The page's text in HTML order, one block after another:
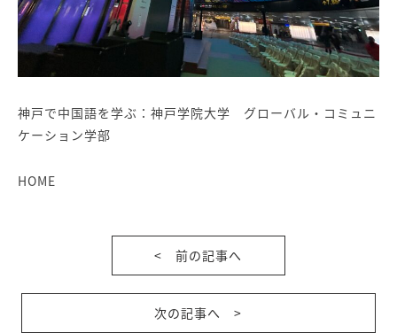
神戸で中国語を学ぶ：神戸学院大学 グローバル・コミュニ
ケーション学部
HOME
< 前の記事へ
次の記事へ >